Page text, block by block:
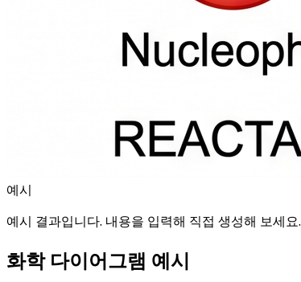
예시
예시 결과입니다. 내용을 입력해 직접 생성해 보세요.
화학 다이어그램 예시